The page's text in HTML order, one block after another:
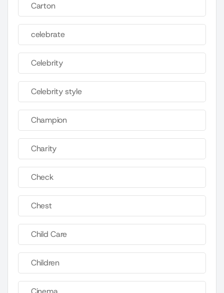
Carton
celebrate
Celebrity
Celebrity style
Champion
Charity
Check
Chest
Child Care
Children